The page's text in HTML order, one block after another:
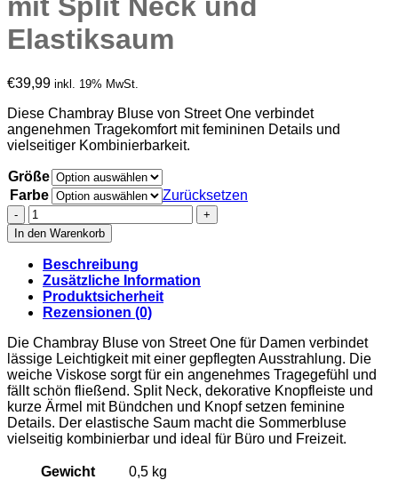
mit Split Neck und
Elastiksaum
€39,99 inkl. 19% MwSt.
Diese Chambray Bluse von Street One verbindet
angenehmen Tragekomfort mit femininen Details und
vielseitiger Kombinierbarkeit.
Größe
Farbe
Zurücksetzen
Street
One
Chambray
Bluse
mit
Split
Neck
und
Elastiksaum
Menge
In den Warenkorb
Beschreibung
Zusätzliche Information
Produktsicherheit
Rezensionen (0)
Die Chambray Bluse von Street One für Damen verbindet
lässige Leichtigkeit mit einer gepflegten Ausstrahlung. Die
weiche Viskose sorgt für ein angenehmes Tragegefühl und
fällt schön fließend. Split Neck, dekorative Knopfleiste und
kurze Ärmel mit Bündchen und Knopf setzen feminine
Details. Der elastische Saum macht die Sommerbluse
vielseitig kombinierbar und ideal für Büro und Freizeit.
Gewicht 0,5 kg